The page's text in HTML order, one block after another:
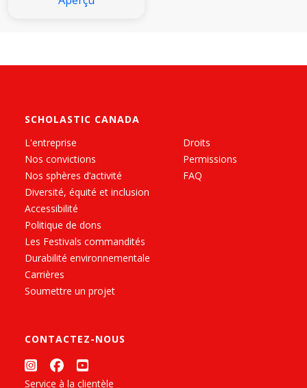
SCHOLASTIC CANADA
L'entreprise
Nos convictions
Nos sphères d’activité
Diversité, équité et inclusion
Accessibilité
Politique de dons
Les Festivals commandités
Durabilité environnementale
Carrières
Soumettre un projet
Droits
Permissions
FAQ
CONTACTEZ-NOUS
Service à la clientèle